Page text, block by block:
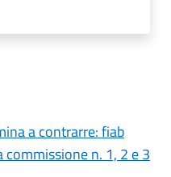
a contrarre: fiab
n. 1, 2 e 3